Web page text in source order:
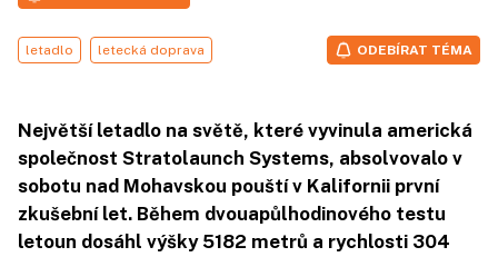
letadlo letecká doprava ODEBÍRAT TÉMA
Největší letadlo na světě, které vyvinula americká
společnost Stratolaunch Systems, absolvovalo v
sobotu nad Mohavskou pouští v Kalifornii první
zkušební let. Během dvouapůlhodinového testu
letoun dosáhl výšky 5182 metrů a rychlosti 304